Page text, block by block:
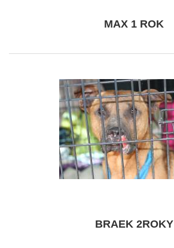
MAX 1 ROK
BRAEK 2ROKY